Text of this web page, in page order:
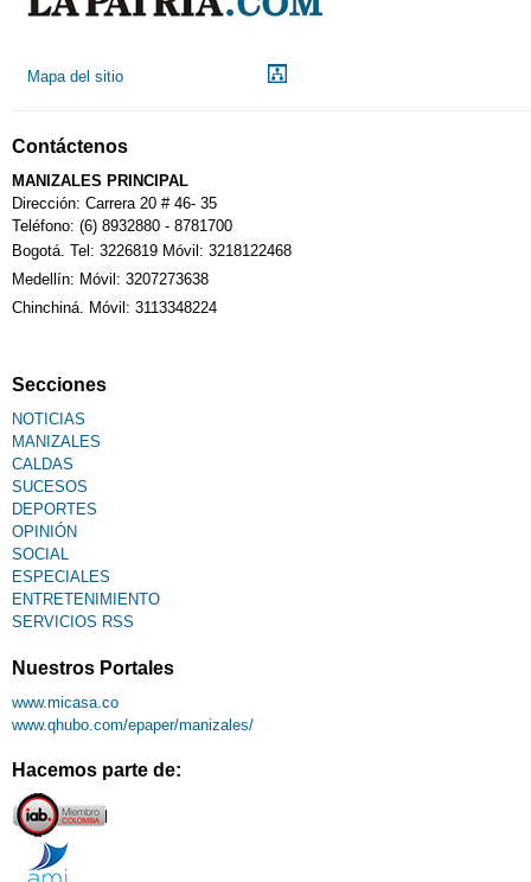
Mapa del sitio
Contáctenos
MANIZALES PRINCIPAL
Dirección: Carrera 20 # 46- 35
Teléfono: (6) 8932880 - 8781700
Bogotá. Tel: 3226819 Móvil: 3218122468
Medellín: Móvil: 3207273638
Chinchiná. Móvil: 3113348224
Secciones
NOTICIAS
MANIZALES
CALDAS
SUCESOS
DEPORTES
OPINIÓN
SOCIAL
ESPECIALES
ENTRETENIMIENTO
SERVICIOS RSS
Nuestros Portales
www.micasa.co
www.qhubo.com/epaper/manizales/
Hacemos parte de: